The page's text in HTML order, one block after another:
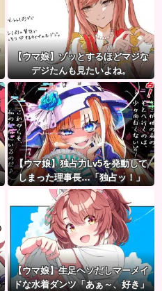
【ウマ娘】ゾッとするほどマジな
デジたんも見たいよね。
【ウマ娘】独占力Lv5を発動して
しまった理事長…「独占ッ！」
【ウマ娘】生足ヘソだしマーメイ
ドな水着ダンツ「あぁ～、好き」